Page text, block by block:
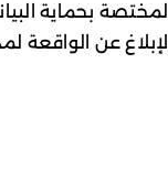
الإبلاغ عن الواقعة لمدة